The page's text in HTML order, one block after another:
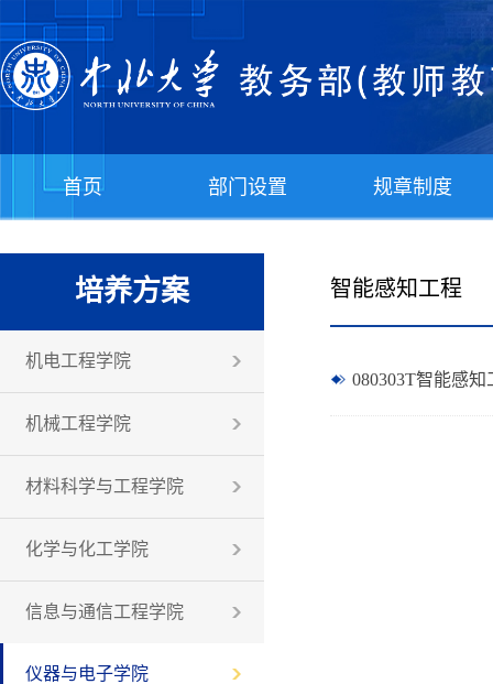
首页 部门设置 规章制度
培养方案
机电工程学院
机械工程学院
材料科学与工程学院
化学与化工学院
信息与通信工程学院
仪器与电子学院
智能感知工程
080303T智能感知